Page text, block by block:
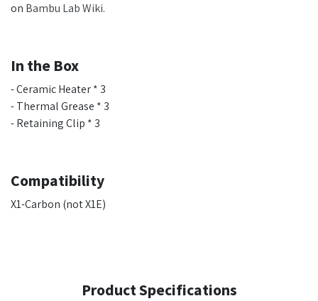
on Bambu Lab Wiki.
In the Box
- Ceramic Heater * 3
- Thermal Grease * 3
- Retaining Clip * 3
Compatibility
X1-Carbon (not X1E)
Product Specifications